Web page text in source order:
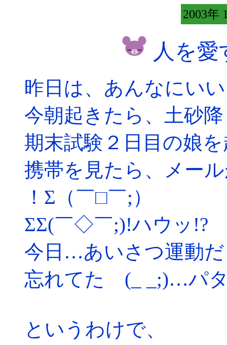
2003年
人を
昨日は、あんなにい
今朝起きたら、土砂
期末試験２日目の娘
携帯を見たら、メー
！Σ（￣□￣;）
ΣΣ(￣◇￣;)!ハウッ!?
今日…あいさつ運動
忘れてた (_ _;)…パ
というわけで、